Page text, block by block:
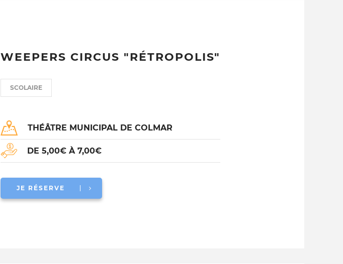
WEEPERS CIRCUS "RÉTROPOLIS"
SCOLAIRE
THÉÂTRE MUNICIPAL DE COLMAR
DE 5,00€ À 7,00€
JE RÉSERVE